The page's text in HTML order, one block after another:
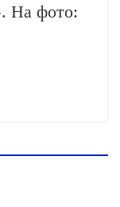
На фото: